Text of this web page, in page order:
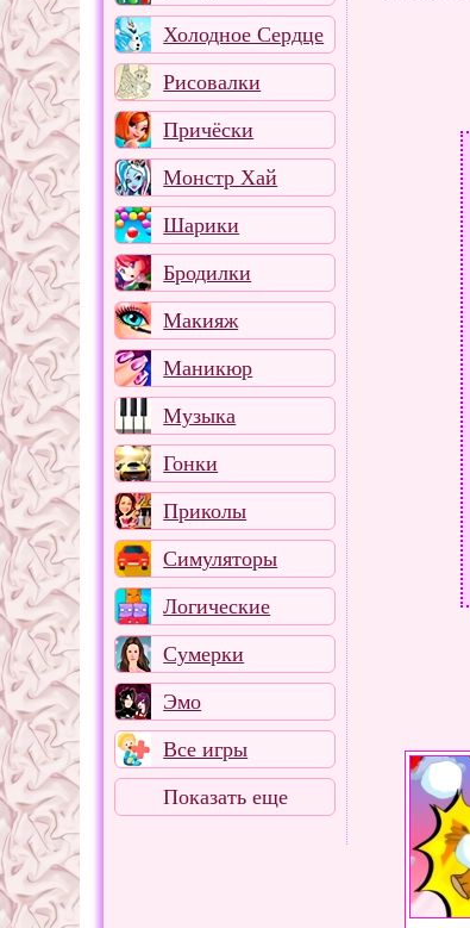
Холодное Сердце
Рисовалки
Причёски
Монстр Хай
Шарики
Бродилки
Макияж
Маникюр
Музыка
Гонки
Приколы
Симуляторы
Логические
Сумерки
Эмо
Все игры
Показать еще